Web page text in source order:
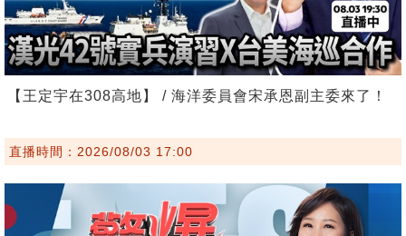
【王定宇在308高地】 / 海洋委員會宋承恩副主委來了！
直播時間：2026/08/03 17:00